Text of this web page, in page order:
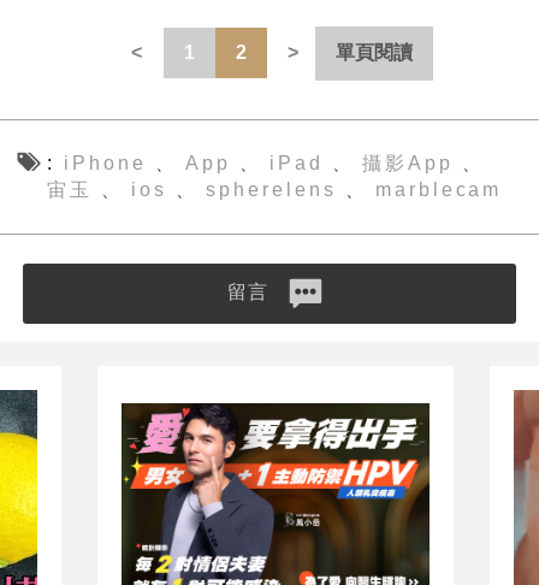
1 2 單頁閱讀
iPhone App iPad 攝影App
宙玉 ios spherelens marblecam
留言